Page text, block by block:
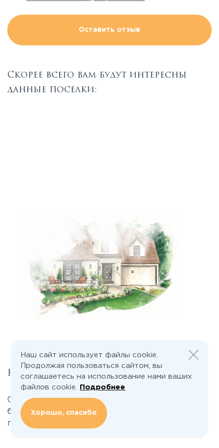
Оставить отзыв
Скорее всего вам будут интересны
данные поселки:
Не нашли ничего подходящего?
Оставьте заявку и мы совершенно
бесплатно подберем для вас участок или дом в
поселке!
Наш сайт использует файлы cookie.
Продолжая пользоваться сайтом, вы
соглашаетесь на использование нами ваших
файлов cookie.
Подробнее
Хорошо, спасибо